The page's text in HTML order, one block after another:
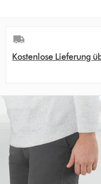
Kostenlose Lieferung